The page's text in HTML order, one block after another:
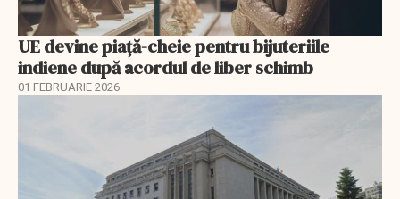
UE devine piață-cheie pentru bijuteriile
indiene după acordul de liber schimb
01 FEBRUARIE 2026